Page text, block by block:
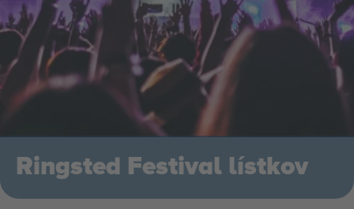
Ringsted Festival lístkov